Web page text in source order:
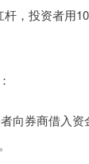
，投资者用
向券商借入